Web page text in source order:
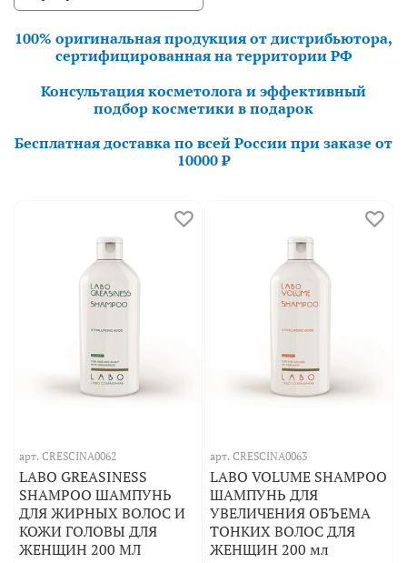
100% оригинальная продукция от дистрибьютора,
сертифицированная на территории РФ
Консультация косметолога и эффективный
подбор косметики в подарок
Бесплатная доставка по всей России при заказе от
10000 ₽
арт. CRESCINA0062
LABO GREASINESS
SHAMPOO ШАМПУНЬ
ДЛЯ ЖИРНЫХ ВОЛОС И
КОЖИ ГОЛОВЫ ДЛЯ
ЖЕНЩИН 200 МЛ
арт. CRESCINA0063
LABO VOLUME SHAMPOO
ШАМПУНЬ ДЛЯ
УВЕЛИЧЕНИЯ ОБЪЕМА
ТОНКИХ ВОЛОС ДЛЯ
ЖЕНЩИН 200 мл